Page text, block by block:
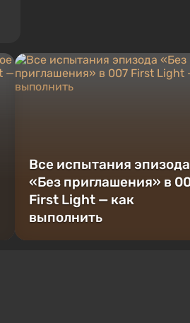
Все испытания эпизода
«Без приглашения» в
First Light — как
выполнить